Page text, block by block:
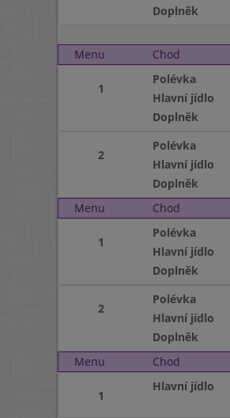
Doplněk
Menu
Chod
1
Polévka
Hlavní jídlo
Doplněk
2
Polévka
Hlavní jídlo
Doplněk
Menu
Chod
1
Polévka
Hlavní jídlo
Doplněk
2
Polévka
Hlavní jídlo
Doplněk
Menu
Chod
1
Hlavní jídlo